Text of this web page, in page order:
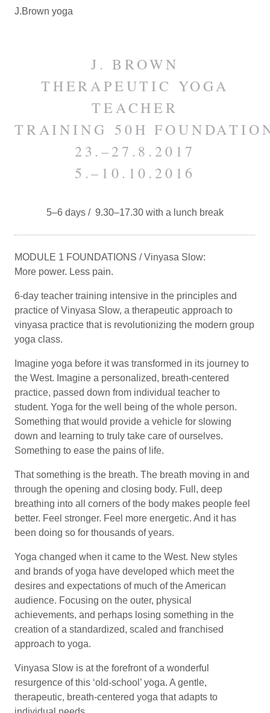
J.Brown yoga
J. BROWN
THERAPEUTIC YOGA
TEACHER
TRAINING 50H
23.–27.8.2017
5.–10.10.2016
5–6 days / 9.30–17.30 with a lunch break
MODULE 1 FOUNDATIONS / Vinyasa Slow:
More power. Less pain.
6-day teacher training intensive in the principles and
practice of Vinyasa Slow, a therapeutic approach to
vinyasa practice that is revolutionizing the modern group
yoga class.
Imagine yoga before it was transformed in its journey to
the West. Imagine a personalized, breath-centered
practice, passed down from individual teacher to
student. Yoga for the well being of the whole person.
Something that would provide a vehicle for slowing
down and learning to truly take care of ourselves.
Something to ease the pains of life.
That something is the breath. The breath moving in and
through the opening and closing body. Full, deep
breathing into all corners of the body makes people feel
better. Feel stronger. Feel more energetic. And it has
been doing so for thousands of years.
Yoga changed when it came to the West. New styles
and brands of yoga have developed which meet the
desires and expectations of much of the American
audience. Focusing on the outer, physical
achievements, and perhaps losing something in the
creation of a standardized, scaled and franchised
approach to yoga.
Vinyasa Slow is at the forefront of a wonderful
resurgence of this ‘old-school’ yoga. A gentle,
therapeutic, breath-centered yoga that adapts to